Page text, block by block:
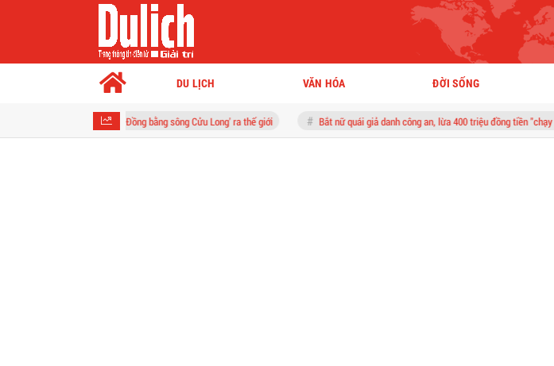
DU LỊCH VĂN HÓA ĐỜI SỐNG
tim xanh của Đồng bằng sông Cửu Long' ra thế giới Bắt nữ quái giả danh công an, lừa 400 triệu đồng tiền "chạy án"